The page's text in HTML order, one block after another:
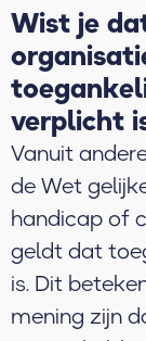
Wist je
verplicht
Vanuit
de Wet
handicap of
geldt dat
is. Dit
mening zijn